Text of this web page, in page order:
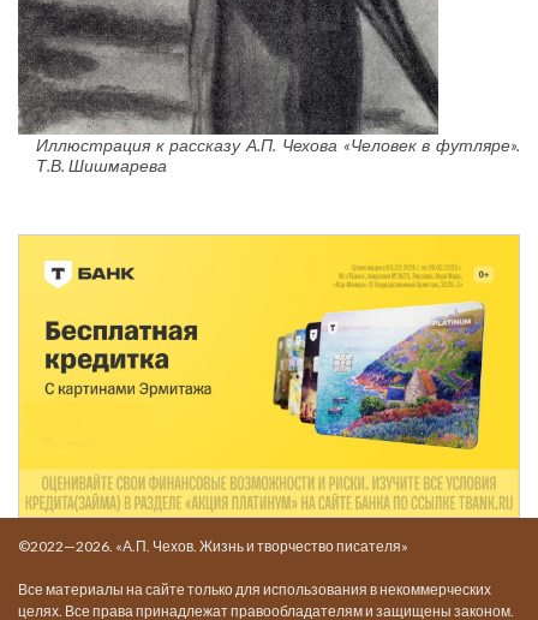
Иллюстрация к рассказу А.П. Чехова «Человек в футляре».
Т.В. Шишмарева
©2022—2026. «А.П. Чехов. Жизнь и творчество писателя»
Все материалы на сайте только для использования в некоммерческих
целях. Все права принадлежат правообладателям и защищены законом.